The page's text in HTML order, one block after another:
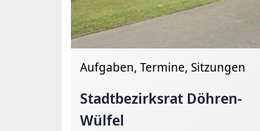
Aufgaben, Termine, Sitzungen
Stadtbezirksrat Döhren-
Wülfel